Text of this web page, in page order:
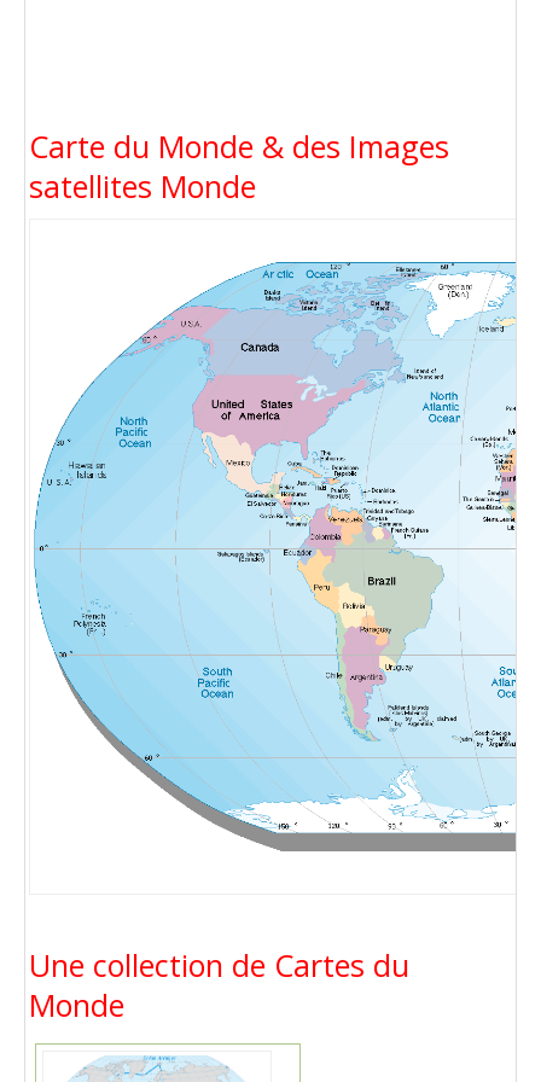
Carte du Monde & des Images
satellites Monde
Une collection de Cartes du
Monde